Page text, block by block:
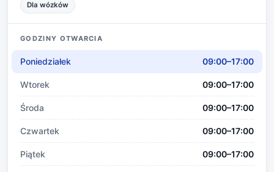
Dla wózków
GODZINY OTWARCIA
Poniedziałek 09:00–17:00
Wtorek 09:00–17:00
Środa 09:00–17:00
Czwartek 09:00–17:00
Piątek 09:00–17:00